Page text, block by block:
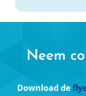
Neem
Download de